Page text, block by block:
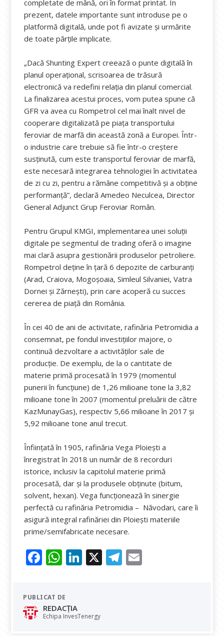
completate de mână, ori în format printat. În
prezent, datele importante sunt introduse pe o
platformă digitală, unde pot fi avizate și urmărite
de toate părțile implicate.
„Dacă Shunting Expert creează o punte digitală în
planul operațional, scrisoarea de trăsură
electronică va redefini relația din planul comercial.
La finalizarea acestui proces, vom putea spune că
GFR va avea cu Rompetrol cel mai înalt nivel de
cooperare digitalizată pe piața transportului
feroviar de marfă din această zonă a Europei. Într-
o industrie care trebuie să fie într-o creștere
susținută, cum este transportul feroviar de marfă,
este necesară integrarea tehnologiei în activitatea
de zi cu zi, pentru a rămâne competitivă și a obține
performanță”, declară Amedeo Neculcea, Director
General Adjunct Grup Feroviar Român.
Pentru Grupul KMGI, implementarea unei soluții
digitale pe segmentul de trading oferă o imagine
mai clară asupra gestionării produselor petroliere.
Rompetrol deține în țară 6 depozite de carburanți
(Arad, Craiova, Mogoșoaia, Simleul Silvaniei, Vatra
Dornei și Zărnești), prin care acoperă cu succes
cererea de piață din România.
În cei 40 de ani de activitate, rafinăria Petromidia a
consemnat, pe fondul investițiilor majore, o
continuă dezvoltare a activităților sale de
producție. De exemplu, de la o cantitate de
materie primă procesată în 1979 (momentul
punerii în funcțiune) de 1,26 milioane tone la 3,82
milioane tone în 2007 (momentul preluării de către
KazMunayGas), respectiv 5,66 milioane în 2017 și
5,92 milioane tone anul trecut.
Înființată în 1905, rafinăria Vega Ploiești a
înregistrat în 2018 un număr de 8 recorduri
istorice, inclusiv la capitolul materie primă
procesată, dar și la produsele obținute (bitum,
solvent, hexan). Vega funcționează în sinergie
perfectă cu rafinăria Petromidia – Năvodari, care îi
asigură integral rafinăriei din Ploiești materiile
prime/semifabricate necesare.
F
e
b
o
W
at
s
A
Li
dI
X T
PUBLICAT DE
REDACȚIA
Echipa InvesTenergy